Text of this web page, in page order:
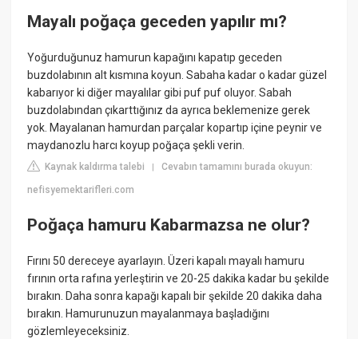
Mayalı poğaça geceden yapılır mı?
Yoğurduğunuz hamurun kapağını kapatıp geceden
buzdolabının alt kısmına koyun. Sabaha kadar o kadar güzel
kabarıyor ki diğer mayalılar gibi puf puf oluyor. Sabah
buzdolabından çıkarttığınız da ayrıca beklemenize gerek
yok. Mayalanan hamurdan parçalar kopartıp içine peynir ve
maydanozlu harcı koyup poğaça şekli verin.
Kaynak kaldırma talebi |Cevabın tamamını burada okuyun:
nefisyemektarifleri.com
Poğaça hamuru Kabarmazsa ne olur?
Fırını 50 dereceye ayarlayın. Üzeri kapalı mayalı hamuru
fırının orta rafına yerleştirin ve 20-25 dakika kadar bu şekilde
bırakın. Daha sonra kapağı kapalı bir şekilde 20 dakika daha
bırakın. Hamurunuzun mayalanmaya başladığını
gözlemleyeceksiniz.